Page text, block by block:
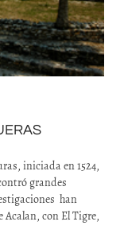
iniciada en 1524,
grandes
han
con El Tigre,